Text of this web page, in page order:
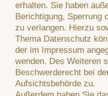
erhalten. Sie haben
Berichtigung, Sperrung
zu verlangen. Hierzu
Thema Datenschutz
der im Impressum
wenden. Des Weiteren
Beschwerderecht bei
Aufsichtsbehörde zu.